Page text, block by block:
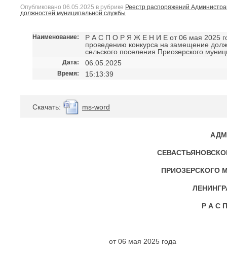
Опубликовано 06.05.2025 в рубрике Реестр распоряжений
должностей муниципальной службы
Наименование:
Р А С П О Р Я Ж Е Н И Е от 06 мая 2025
проведению конкурса на замещение
сельского поселения Приозерского
Дата: 06.05.2025
Время: 15:13:39
Cкачать: ms-word
ПРИОЗЕРСКОГО
Р А С
от 06 мая